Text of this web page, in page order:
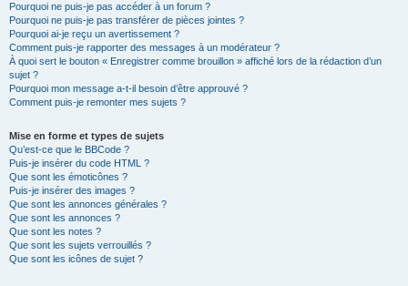
Pourquoi ne puis-je pas accéder à un forum ?
Pourquoi ne puis-je pas transférer de pièces jointes ?
Pourquoi ai-je reçu un avertissement ?
Comment puis-je rapporter des messages à un modérateur ?
À quoi sert le bouton « Enregistrer comme brouillon » affiché lors de la rédaction d’un
sujet ?
Pourquoi mon message a-t-il besoin d’être approuvé ?
Comment puis-je remonter mes sujets ?
Mise en forme et types de sujets
Qu’est-ce que le BBCode ?
Puis-je insérer du code HTML ?
Que sont les émoticônes ?
Puis-je insérer des images ?
Que sont les annonces générales ?
Que sont les annonces ?
Que sont les notes ?
Que sont les sujets verrouillés ?
Que sont les icônes de sujet ?